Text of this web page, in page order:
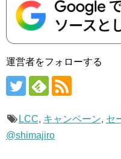
運営者をフォローする
LCC, キャンペーン, セ
@shimajiro